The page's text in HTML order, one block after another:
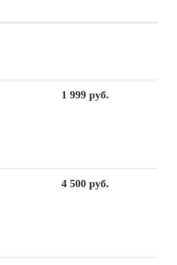
1 999 руб.
4 500 руб.